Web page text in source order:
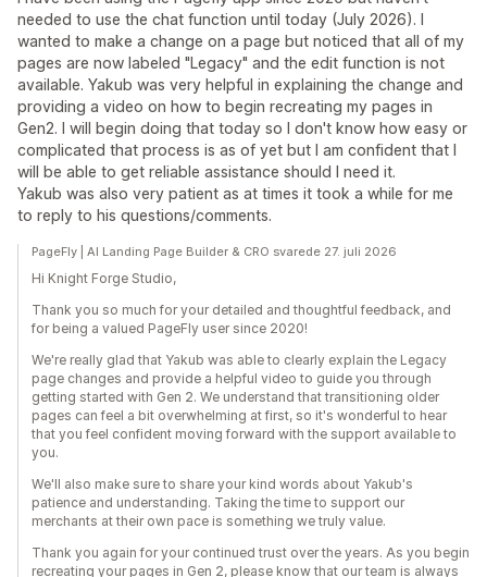
needed to use the chat function until today (July 2026). I
wanted to make a change on a page but noticed that all of my
pages are now labeled "Legacy" and the edit function is not
available. Yakub was very helpful in explaining the change and
providing a video on how to begin recreating my pages in
Gen2. I will begin doing that today so I don't know how easy or
complicated that process is as of yet but I am confident that I
will be able to get reliable assistance should I need it.
Yakub was also very patient as at times it took a while for me
to reply to his questions/comments.
PageFly | AI Landing Page Builder & CRO svarede 27. juli 2026
Hi Knight Forge Studio,
Thank you so much for your detailed and thoughtful feedback, and
for being a valued PageFly user since 2020!
We're really glad that Yakub was able to clearly explain the Legacy
page changes and provide a helpful video to guide you through
getting started with Gen 2. We understand that transitioning older
pages can feel a bit overwhelming at first, so it's wonderful to hear
that you feel confident moving forward with the support available to
you.
We'll also make sure to share your kind words about Yakub's
patience and understanding. Taking the time to support our
merchants at their own pace is something we truly value.
Thank you again for your continued trust over the years. As you begin
recreating your pages in Gen 2, please know that our team is always